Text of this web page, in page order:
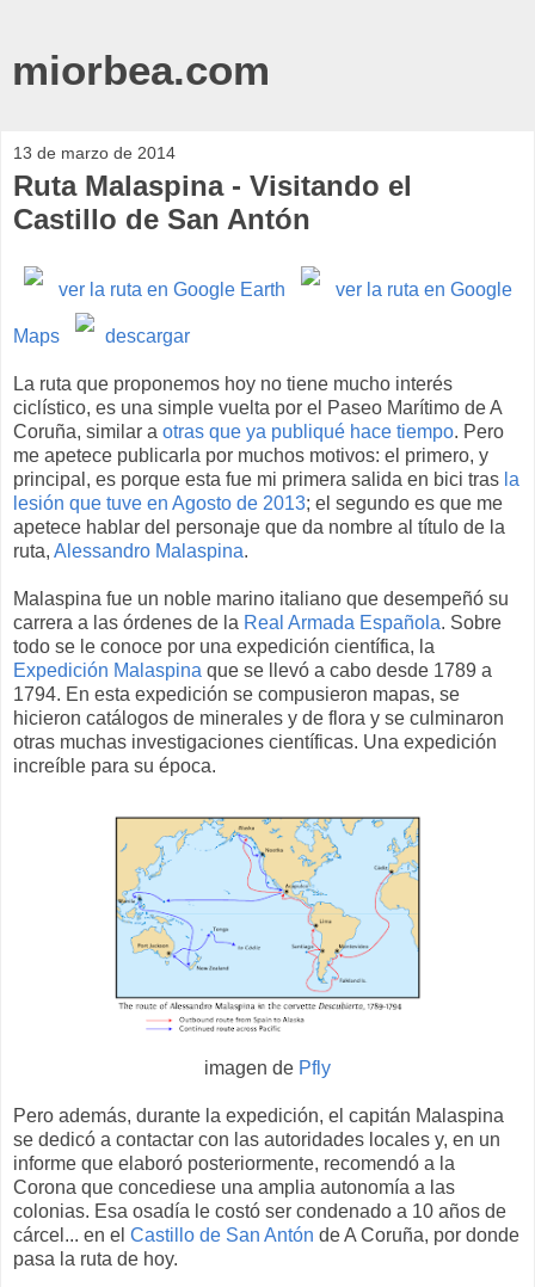
miorbea.com
13 de marzo de 2014
Ruta Malaspina - Visitando el
Castillo de San Antón
ver la ruta en Google Earth ver la ruta en Google
Maps descargar
La ruta que proponemos hoy no tiene mucho interés
ciclístico, es una simple vuelta por el Paseo Marítimo de A
Coruña, similar a otras que ya publiqué hace tiempo. Pero
me apetece publicarla por muchos motivos: el primero, y
principal, es porque esta fue mi primera salida en bici tras la
lesión que tuve en Agosto de 2013; el segundo es que me
apetece hablar del personaje que da nombre al título de la
ruta, Alessandro Malaspina.
Malaspina fue un noble marino italiano que desempeñó su
carrera a las órdenes de la Real Armada Española. Sobre
todo se le conoce por una expedición científica, la
Expedición Malaspina que se llevó a cabo desde 1789 a
1794. En esta expedición se compusieron mapas, se
hicieron catálogos de minerales y de flora y se culminaron
otras muchas investigaciones científicas. Una expedición
increíble para su época.
imagen de Pfly
Pero además, durante la expedición, el capitán Malaspina
se dedicó a contactar con las autoridades locales y, en un
informe que elaboró posteriormente, recomendó a la
Corona que concediese una amplia autonomía a las
colonias. Esa osadía le costó ser condenado a 10 años de
cárcel... en el Castillo de San Antón de A Coruña, por donde
pasa la ruta de hoy.